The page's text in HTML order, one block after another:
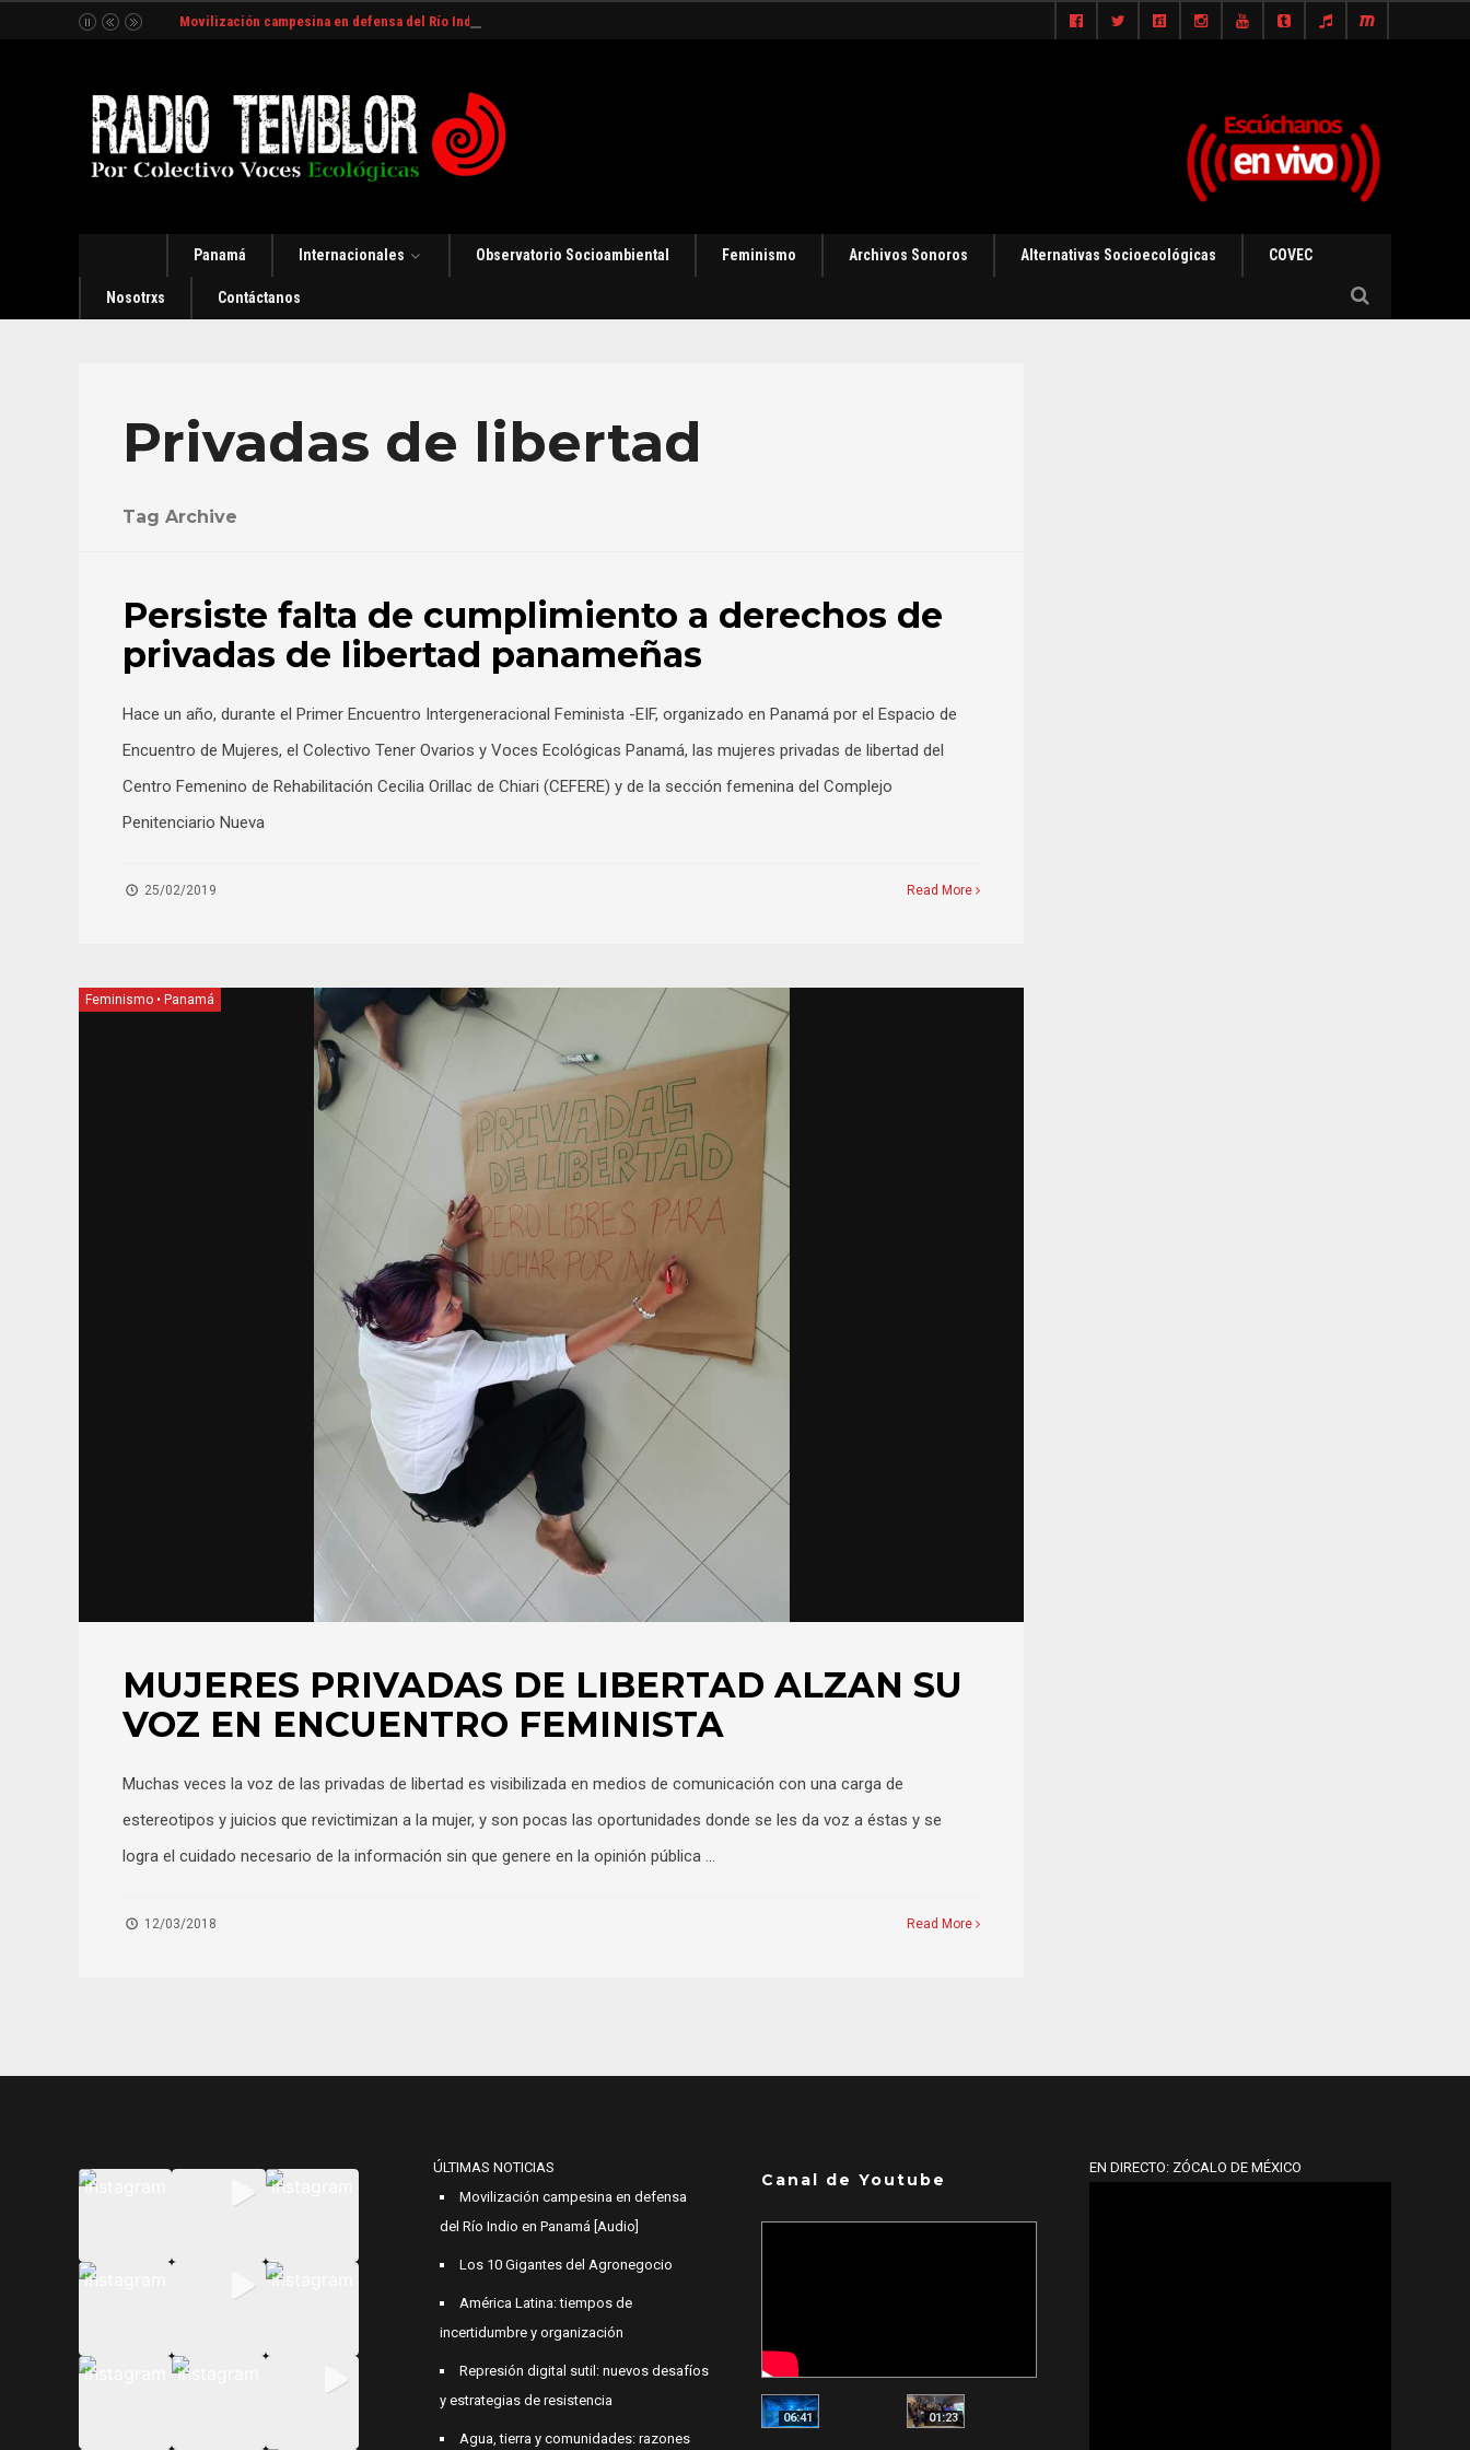
Movilización campesina en defensa del Río Indio en Panamá [Audio]
Panamá Internacionales Observatorio Socioambiental Feminismo Archivos Sonoros Alternativas Socioecológicas COVEC
Nosotrxs Contáctanos
Privadas de libertad
Tag Archive
Persiste falta de cumplimiento a derechos de
privadas de libertad panameñas
Hace un año, durante el Primer Encuentro Intergeneracional Feminista -EIF, organizado en Panamá por el Espacio de
Encuentro de Mujeres, el Colectivo Tener Ovarios y Voces Ecológicas Panamá, las mujeres privadas de libertad del
Centro Femenino de Rehabilitación Cecilia Orillac de Chiari (CEFERE) y de la sección femenina del Complejo
Penitenciario Nueva
25/02/2019 Read More
Feminismo • Panamá
MUJERES PRIVADAS DE LIBERTAD ALZAN SU
VOZ EN ENCUENTRO FEMINISTA
Muchas veces la voz de las privadas de libertad es visibilizada en medios de comunicación con una carga de
estereotipos y juicios que revictimizan a la mujer, y son pocas las oportunidades donde se les da voz a éstas y se
logra el cuidado necesario de la información sin que genere en la opinión pública …
12/03/2018 Read More
ÚLTIMAS NOTICIAS
Movilización campesina en defensa
del Río Indio en Panamá [Audio]
Los 10 Gigantes del Agronegocio
América Latina: tiempos de
incertidumbre y organización
Represión digital sutil: nuevos desafíos
y estrategias de resistencia
Agua, tierra y comunidades: razones
Canal de Youtube
06:41 01:23
EN DIRECTO: ZÓCALO DE MÉXICO